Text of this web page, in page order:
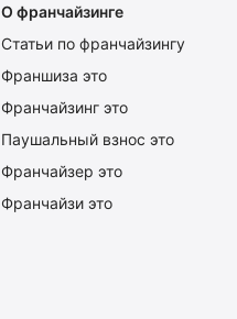
О франчайзинге
Статьи по франчайзингу
Франшиза это
Франчайзинг это
Паушальный взнос это
Франчайзер это
Франчайзи это